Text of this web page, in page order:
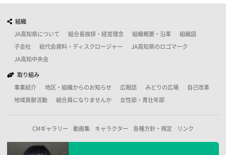
組織
JA高知県について 組合長挨拶・経営理念 組織概要・沿革 組織図
子会社 総代会資料・ディスクロージャー JA高知県のロゴマーク
JA高知中央会
取り組み
事業紹介 地区・組織からのお知らせ 広報誌 みどりの広場 自己改革
地域貢献活動 組合員になりませんか 女性部・青壮年部
CMギャラリー 動画集 キャラクター 各種方針・規定 リンク